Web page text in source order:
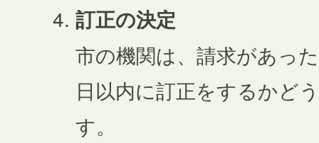
訂正の決定
市の機関は、請求があっ
日以内に訂正をするかど
す。